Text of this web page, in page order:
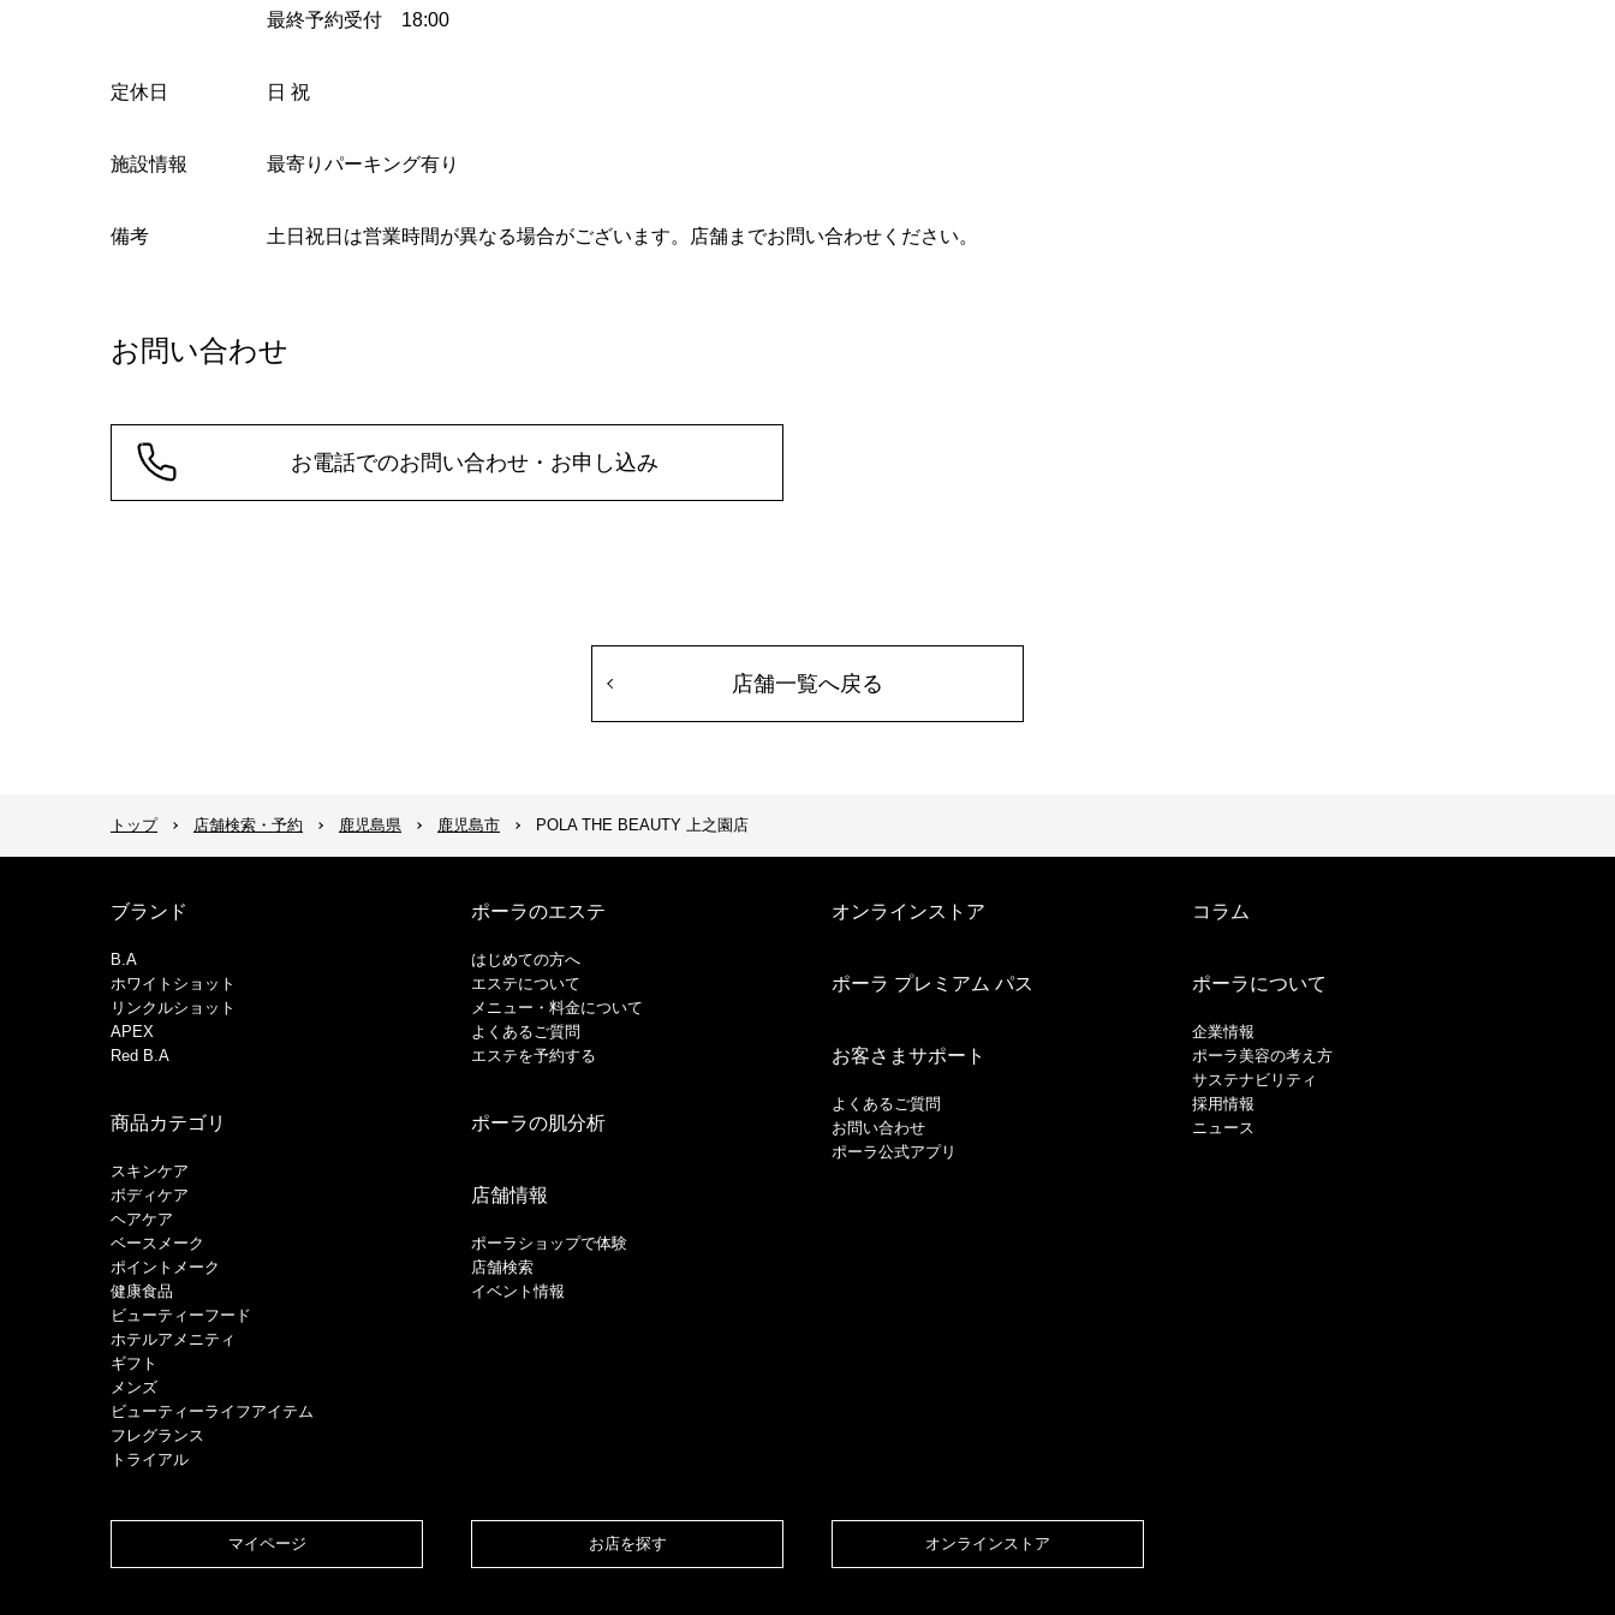
最終予約受付 18:00
定休日 日 祝
施設情報 最寄りパーキング有り
備考 土日祝日は営業時間が異なる場合がございます。店舗までお問い合わせください。
お問い合わせ
お電話でのお問い合わせ・お申し込み
店舗一覧へ戻る
トップ 店舗検索・予約 鹿児島県 鹿児島市 POLA THE BEAUTY 上之園店
ブランド
B.A
ホワイトショット
リンクルショット
APEX
Red B.A
商品カテゴリ
スキンケア
ボディケア
ヘアケア
​ベースメーク​
ポイントメーク​
健康食品
ビューティーフード
ホテルアメニティ
ギフト
メンズ
ビューティーライフアイテム
フレグランス
トライアル
ポーラのエステ
はじめての方へ
エステについて
メニュー・料金について
よくあるご質問
エステを予約する
ポーラの肌分析
店舗情報
ポーラショップで体験
店舗検索
イベント情報
オンラインストア
ポーラ プレミアム パス
お客さまサポート
よくあるご質問
お問い合わせ
ポーラ公式アプリ
コラム
ポーラについて
企業情報
ポーラ美容の考え方
サステナビリティ
採用情報
ニュース
マイページ​ お店を探す​ オンラインストア​